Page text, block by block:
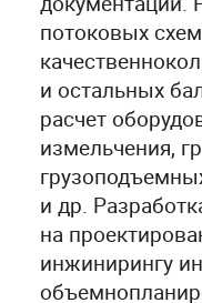
потоковых
и остальных
расчет
измельчения,
и др.
на
инжинирингу